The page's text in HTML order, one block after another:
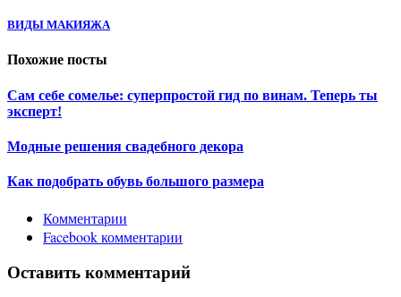
ВИДЫ МАКИЯЖА
Похожие посты
Сам себе сомелье: суперпростой гид по винам. Теперь ты
эксперт!
Модные решения свадебного декора
Как подобрать обувь большого размера
Комментарии
Facebook комментарии
Оставить комментарий